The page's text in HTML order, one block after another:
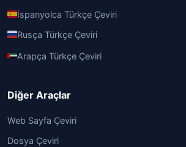
İspanyolca Türkçe Çeviri
Rusça Türkçe Çeviri
Arapça Türkçe Çeviri
Diğer Araçlar
Web Sayfa Çeviri
Dosya Çeviri